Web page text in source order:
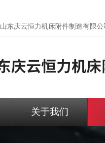
山东庆云恒力机床附件制造有限公
关于我们